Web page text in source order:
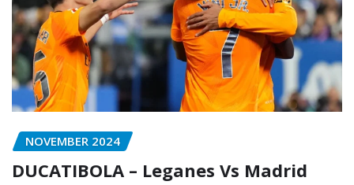
NOVEMBER 2024
DUCATIBOLA – Leganes Vs Madrid